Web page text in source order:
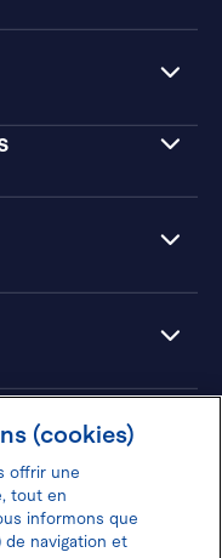
(cookies)
offrir une
tout en
informons que
de navigation et